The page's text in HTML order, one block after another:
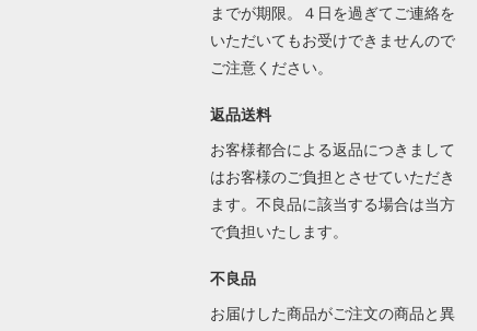
までが期限。４日を過ぎてご連絡を
いただいてもお受けできませんので
ご注意ください。
返品送料
お客様都合による返品につきまして
はお客様のご負担とさせていただき
ます。不良品に該当する場合は当方
で負担いたします。
不良品
お届けした商品がご注文の商品と異